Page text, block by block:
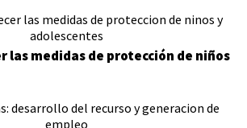
las medidas de protección de niños